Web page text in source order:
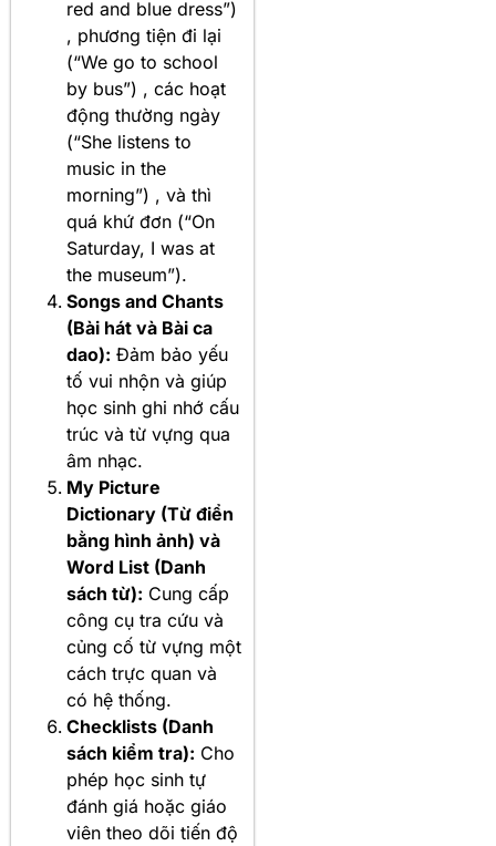
red and blue dress”)
, phương tiện đi lại
(“We go to school
by bus”) , các hoạt
động thường ngày
(“She listens to
music in the
morning”) , và thì
quá khứ đơn (“On
Saturday, I was at
the museum”).
Songs and Chants
(Bài hát và Bài ca
dao): Đảm bảo yếu
tố vui nhộn và giúp
học sinh ghi nhớ cấu
trúc và từ vựng qua
âm nhạc.
My Picture
Dictionary (Từ điển
bằng hình ảnh) và
Word List (Danh
sách từ): Cung cấp
công cụ tra cứu và
củng cố từ vựng một
cách trực quan và
có hệ thống.
Checklists (Danh
sách kiểm tra): Cho
phép học sinh tự
đánh giá hoặc giáo
viên theo dõi tiến độ